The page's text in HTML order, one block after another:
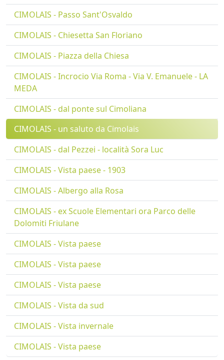
CIMOLAIS - Passo Sant'Osvaldo
CIMOLAIS - Chiesetta San Floriano
CIMOLAIS - Piazza della Chiesa
CIMOLAIS - Incrocio Via Roma - Via V. Emanuele - LA
MEDA
CIMOLAIS - dal ponte sul Cimoliana
CIMOLAIS - un saluto da Cimolais
CIMOLAIS - dal Pezzei - località Sora Luc
CIMOLAIS - Vista paese - 1903
CIMOLAIS - Albergo alla Rosa
CIMOLAIS - ex Scuole Elementari ora Parco delle
Dolomiti Friulane
CIMOLAIS - Vista paese
CIMOLAIS - Vista paese
CIMOLAIS - Vista paese
CIMOLAIS - Vista da sud
CIMOLAIS - Vista invernale
CIMOLAIS - Vista paese